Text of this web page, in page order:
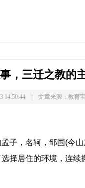
，三迁之教的
14:50:44 | 文章来源：教育宝
子，名轲，邹国(今
择居住的环境，连续